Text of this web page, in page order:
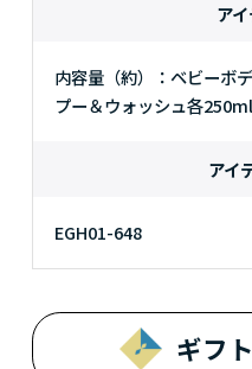
ア
内容量（約）：ベビーボ
プー＆ウォッシュ各
アイ
EGH01-648
ギフ